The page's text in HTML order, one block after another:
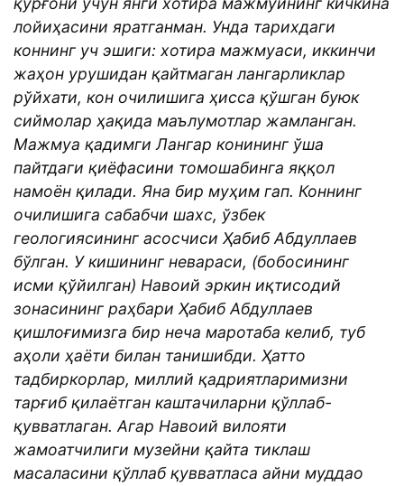
лойиҳасини яратганман. Унда тарихдаги
коннинг уч эшиги: хотира мажмуаси, иккинчи
жаҳон урушидан қайтмаган лангарликлар
рўйхати, кон очилишига ҳисса қўшган буюк
сиймолар ҳақида маълумотлар жамланган.
Мажмуа қадимги Лангар конининг ўша
пайтдаги қиёфасини томошабинга яққол
намоён қилади. Яна бир муҳим гап. Коннинг
очилишига сабабчи шахс, ўзбек
геологиясининг асосчиси Ҳабиб Абдуллаев
бўлган. У кишининг невараси, (бобосининг
исми қўйилган) Навоий эркин иқтисодий
зонасининг раҳбари Ҳабиб Абдуллаев
қишлоғимизга бир неча маротаба келиб, туб
аҳоли ҳаёти билан танишибди. Ҳатто
тадбиркорлар, миллий қадриятларимизни
тарғиб қилаётган каштачиларни қўллаб-
қувватлаган. Агар Навоий вилояти
жамоатчилиги музейни қайта тиклаш
масаласини қўллаб қувватласа айни муддао